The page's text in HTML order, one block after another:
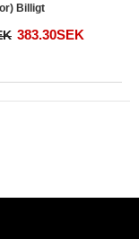
Billigt
383.30SEK